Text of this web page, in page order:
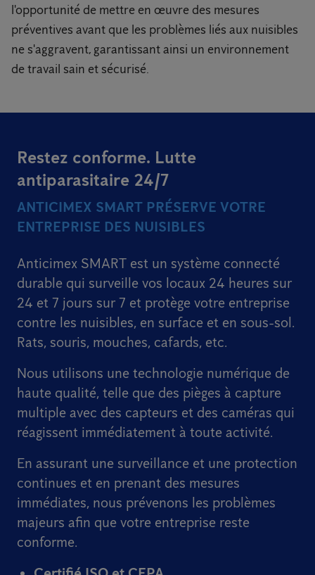
l'opportunité de mettre en œuvre des mesures
préventives avant que les problèmes liés aux nuisibles
ne s'aggravent, garantissant ainsi un environnement
de travail sain et sécurisé.
Restez conforme. Lutte
antiparasitaire 24/7
ANTICIMEX SMART PRÉSERVE VOTRE
ENTREPRISE DES NUISIBLES
Anticimex SMART est un système connecté
durable qui surveille vos locaux 24 heures sur
24 et 7 jours sur 7 et protège votre entreprise
contre les nuisibles, en surface et en sous-sol.
Rats, souris, mouches, cafards, etc.
Nous utilisons une technologie numérique de
haute qualité, telle que des pièges à capture
multiple avec des capteurs et des caméras qui
réagissent immédiatement à toute activité.
En assurant une surveillance et une protection
continues et en prenant des mesures
immédiates, nous prévenons les problèmes
majeurs afin que votre entreprise reste
conforme.